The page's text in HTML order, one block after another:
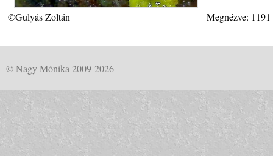
©Gulyás Zoltán Megnézve:
© Nagy Mónika 2009-2026